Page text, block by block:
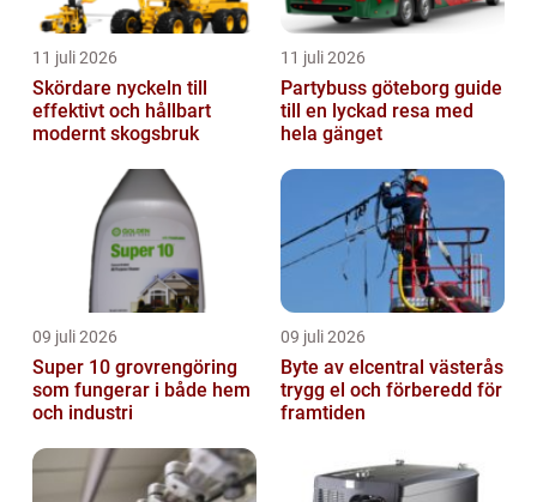
11 juli 2026
Skördare nyckeln till
effektivt och hållbart
modernt skogsbruk
11 juli 2026
Partybuss göteborg guide
till en lyckad resa med
hela gänget
09 juli 2026
Super 10 grovrengöring
som fungerar i både hem
och industri
09 juli 2026
Byte av elcentral västerås
trygg el och förberedd för
framtiden